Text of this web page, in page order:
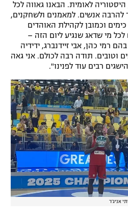
עסק
לאומית. הבאנו גאווה לכל
להרבה אנשים. למאמנים ולשחקנים,
וכמובן לקהילת האוהדים
מי שדאג שנגיע ליום הזה –
רמי כהן, אבי זיידנברג, ידידיה
וטובים. תודה רבה לכולם. אני גאה
רבים עוד לפנינו".
אניג'ר